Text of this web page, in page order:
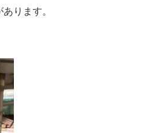
ります。